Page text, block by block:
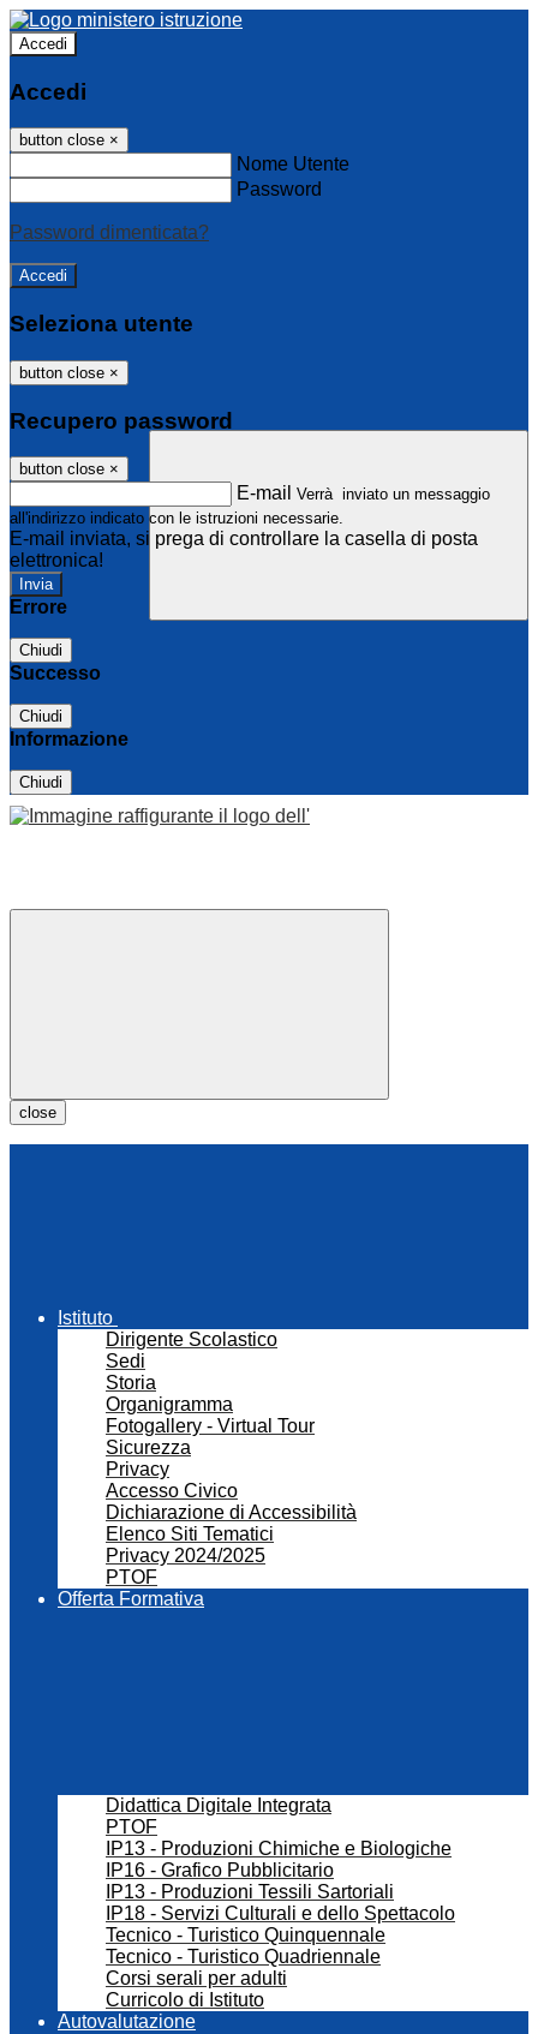
Accedi
Accedi
button close ×
Nome Utente
Password
Password dimenticata?
Seleziona utente
button close ×
Recupero password
button close ×
E-mail Verrà inviato un messaggio
all'indirizzo indicato con le istruzioni necessarie.
E-mail inviata, si prega di controllare la casella di posta
elettronica!
Errore
Chiudi
Successo
Chiudi
Informazione
Chiudi
close
Istituto
Dirigente Scolastico
Sedi
Storia
Organigramma
Fotogallery - Virtual Tour
Sicurezza
Privacy
Accesso Civico
Dichiarazione di Accessibilità
Elenco Siti Tematici
Privacy 2024/2025
PTOF
Offerta Formativa
Didattica Digitale Integrata
PTOF
IP13 - Produzioni Chimiche e Biologiche
IP16 - Grafico Pubblicitario
IP13 - Produzioni Tessili Sartoriali
IP18 - Servizi Culturali e dello Spettacolo
Tecnico - Turistico Quinquennale
Tecnico - Turistico Quadriennale
Corsi serali per adulti
Curricolo di Istituto
Autovalutazione